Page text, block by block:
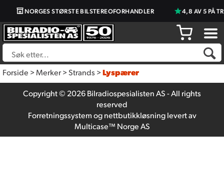
NORGES STØRSTE BILSTEREOFORHANDLER 4,8 AV 5 PÅ
Forside>Merker>Strands>Lyspærer
Copyright © 2026 Bilradiospesialisten AS - All rights
reserved
Forretningssystemognettbutikkløsninglevert av
Multicase™ Norge AS